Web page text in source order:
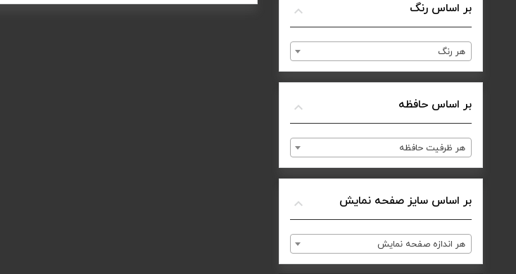
بر اساس رنگ
هر رنگ
بر اساس حافظه
هر ظرفیت حافظه
بر اساس سایز صفحه نمایش
هر اندازه صفحه نمایش